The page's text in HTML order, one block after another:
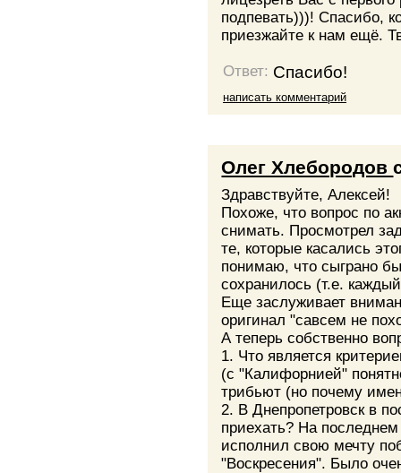
подпевать)))! Спасибо,
приезжайте к нам ещё.
Ответ: Спасибо!
написать комментарий
Олег Хлебородов
Здравствуйте, Алексей!
Похоже, что вопрос по
снимать. Просмотрел
те, которые касались
понимаю, что сыграно
сохранилось (т.е.
Еще заслуживает
оригинал "савсем не
А теперь собственно
1. Что является
(с "Калифорнией"
трибьют (но почему
2. В Днепропетровск в
приехать? На
исполнил свою мечту
"Воскресения". Было